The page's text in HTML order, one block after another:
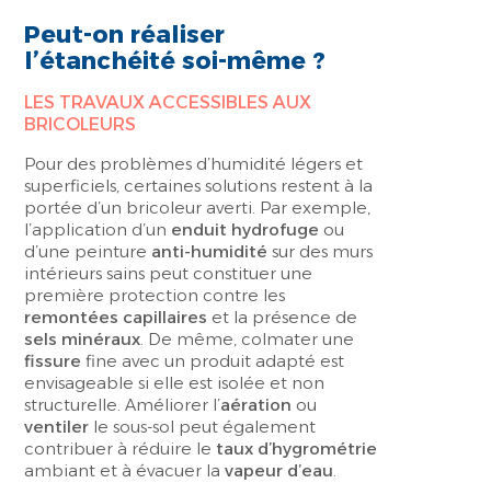
Peut-on réaliser
l’étanchéité soi-même ?
LES TRAVAUX ACCESSIBLES AUX
BRICOLEURS
Pour des problèmes d’humidité légers et
superficiels, certaines solutions restent à la
portée d’un bricoleur averti. Par exemple,
l’application d’un enduit hydrofuge ou
d’une peinture anti-humidité sur des murs
intérieurs sains peut constituer une
première protection contre les
remontées capillaires et la présence de
sels minéraux. De même, colmater une
fissure fine avec un produit adapté est
envisageable si elle est isolée et non
structurelle. Améliorer l’aération ou
ventiler le sous-sol peut également
contribuer à réduire le taux d’hygrométrie
ambiant et à évacuer lavapeur d’eau.